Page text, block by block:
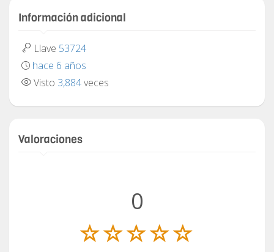
Información adicional
Llave 53724
hace 6 años
Visto 3,884veces
Valoraciones
0